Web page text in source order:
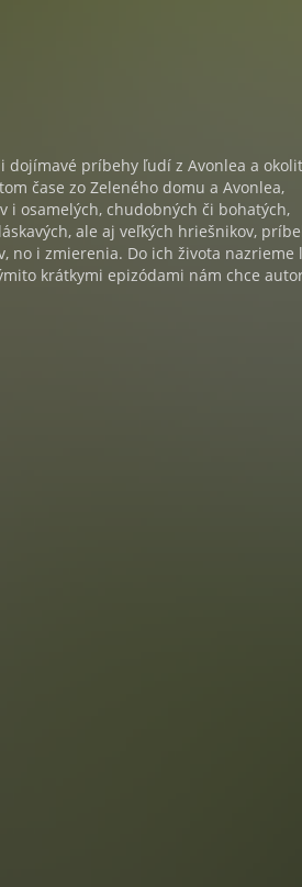
dojímavé príbehy ľudí z Avonlea a
čase zo Zeleného domu a Avonlea,
i osamelých, chudobných či bohatých,
ale aj veľkých hriešnikov,
no i zmierenia. Do ich života nazrieme
krátkymi epizódami nám chce